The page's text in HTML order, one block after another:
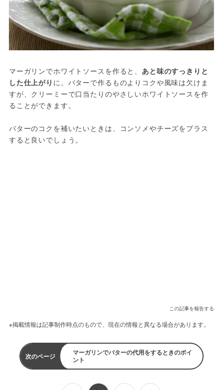
マーガリンでホワイトソースを作ると、あと味のすっきりと
した仕上がり に。バターで作るものよりコクや風味は欠けま
すが、クリーミーで口当たりのやさしいホワイトソースを作
ることができます。
バターのコクを補いたいときは、コンソメやチーズをプラス
すると良いでしょう。
この記事を報告する
※掲載情報は記事制作時点のもので、現在の情報と異なる場合があります。
次のページ
マーガリンでバターの代用をするときのポイ
ント